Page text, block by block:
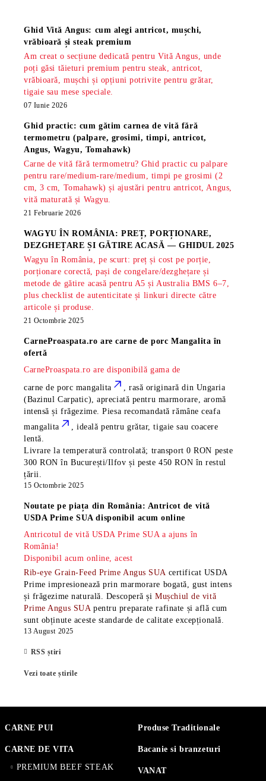
Ghid Vită Angus: cum alegi antricot, mușchi,
vrăbioară și steak premium
Am creat o secțiune dedicată pentru Vită Angus, unde
poți găsi tăieturi premium pentru steak, antricot,
vrăbioară, mușchi și opțiuni potrivite pentru grătar,
tigaie sau mese speciale.
07 Iunie 2026
Ghid practic: cum gătim carnea de vită fără
termometru (palpare, grosimi, timpi, antricot,
Angus, Wagyu, Tomahawk)
Carne de vită fără termometru? Ghid practic cu palpare
pentru rare/medium-rare/medium, timpi pe grosimi (2
cm, 3 cm, Tomahawk) și ajustări pentru antricot, Angus,
vită maturată și Wagyu.
21 Februarie 2026
WAGYU ÎN ROMÂNIA: PREȚ, PORȚIONARE,
DEZGHEȚARE ȘI GĂTIRE ACASĂ — GHIDUL 2025
Wagyu în România, pe scurt: preț și cost pe porție,
porționare corectă, pași de congelare/dezghețare și
metode de gătire acasă pentru A5 și Australia BMS 6–7,
plus checklist de autenticitate și linkuri directe către
articole și produse.
21 Octombrie 2025
CarneProaspata.ro arecarne de porc Mangalita în
ofertă
CarneProaspata.ro are disponibilă gama de
carne de porc mangalita
, rasă originară din Ungaria
(Bazinul Carpatic), apreciată pentru marmorare, aromă
intensă și frăgezime. Piesa recomandată rămâneceafa
mangalita
, ideală pentru grătar, tigaie sau coacere
lentă.
Livrare la temperatură controlată; transport 0 RON peste
300 RON în București/Ilfov și peste 450 RON în restul
țării.
15 Octombrie 2025
Noutate pe piața din România: Antricot de vită
USDA Prime SUA disponibil acum online
Antricotul de vită USDA Prime SUA a ajuns în
România!
Disponibil acum online, acest
Rib-eye Grain-Feed Prime Angus SUA certificat USDA
Prime impresionează prin marmorare bogată, gust intens
și frăgezime naturală. Descoperă șiMușchiul de vită
Prime Angus SUA pentru preparate rafinate și află cum
sunt obținute aceste standarde de calitate excepțională.
13 August 2025
RSS știri
Vezi toate știrile
CARNE PUI
CARNE DE VITA
PREMIUM BEEF STEAK
Produse Traditionale
Bacanie si branzeturi
VANAT